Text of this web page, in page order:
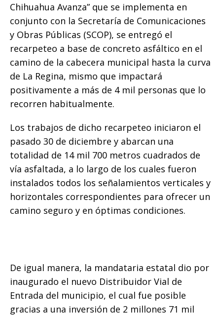
Chihuahua Avanza” que se implementa en
conjunto con la Secretaría de Comunicaciones
y Obras Públicas (SCOP), se entregó el
recarpeteo a base de concreto asfáltico en el
camino de la cabecera municipal hasta la curva
de La Regina, mismo que impactará
positivamente a más de 4 mil personas que lo
recorren habitualmente.
Los trabajos de dicho recarpeteo iniciaron el
pasado 30 de diciembre y abarcan una
totalidad de 14 mil 700 metros cuadrados de
vía asfaltada, a lo largo de los cuales fueron
instalados todos los señalamientos verticales y
horizontales correspondientes para ofrecer un
camino seguro y en óptimas condiciones.
De igual manera, la mandataria estatal dio por
inaugurado el nuevo Distribuidor Vial de
Entrada del municipio, el cual fue posible
gracias a una inversión de 2 millones 71 mil